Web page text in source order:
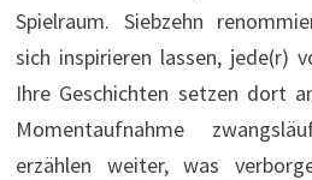
Spielraum. Siebzehn
sich inspirieren lassen, jede(r)
Ihre Geschichten setzen dort
Momentaufnahme
erzählen weiter, was